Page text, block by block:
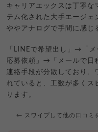
キャリアエックスは丁寧な
テム化された大手エージェ
ややアナログで手間に感じ
「LINEで希望出し」→「
応募依頼」→「メールで日
連絡手段が分散しており、
れていると、工数が多くス
ります。
← スワイプして他の口コミ